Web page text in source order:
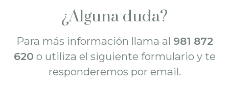
¿Alguna duda?
Para más información llama al 981 872
620 o utiliza el siguiente formulario y te
responderemos por email.